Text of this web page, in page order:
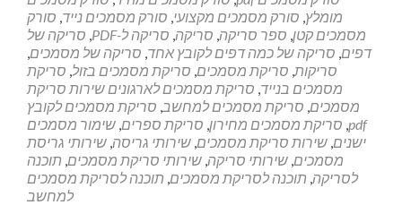
מומלץ, סורק מסמכים מקצועי, סורק מסמכים נייד, סורק
מסמכים קטן, ספר סריקה, סריקה, סריקה ל-PDF , סריקה של
דפים, סריקה של כמה דפים לקובץ אחד, סריקה של מסמכים,
סריקות, סריקת מסמכים, סריקת מסמכים בזול, סריקת
מסמכים בנייד, סריקת מסמכים לארגונים שירות סריקת
מסמכים, סריקת מסמכים למחשב, סריקת מסמכים לקובץ
pdf
, סריקת מסמכים מחירון, סריקת ספרים, שימור מסמכים
ישנים, שירות סריקת מסמכים, שירותי גריסה, שירותי גריסת
מסמכים, שירותי סריקה, שירותי סריקת מסמכים, תוכנה
לסריקה, תוכנה לסריקת מסמכים, תוכנה לסריקת מסמכים
למחשב